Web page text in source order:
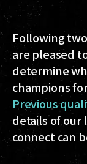
Following
are pleased
determine
champions
Previous
details of our
connect can